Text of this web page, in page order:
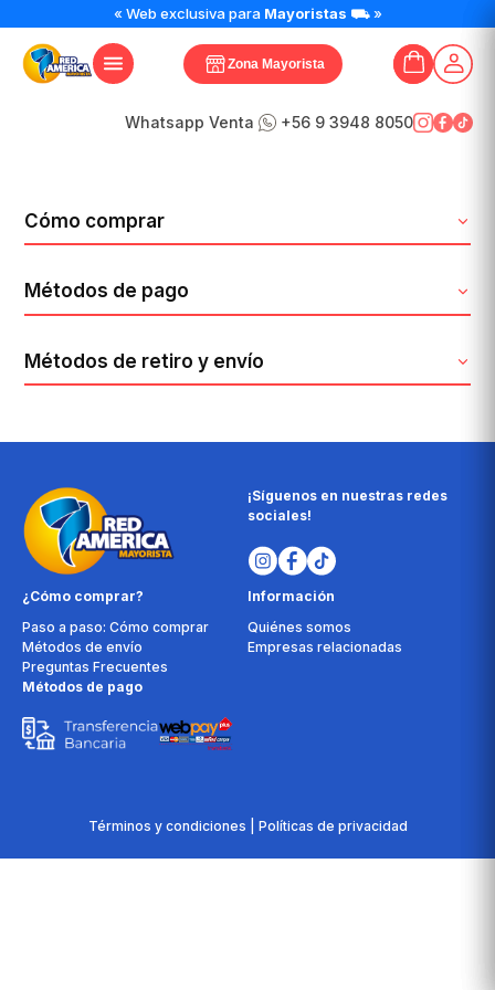
« Web exclusiva para Mayoristas ⛟ »
Zona Mayorista
Whatsapp Venta +56 9 3948 8050
Cómo comprar
Métodos de pago
Métodos de retiro y envío
¡Síguenos en nuestras redes
sociales!
¿Cómo comprar?
Paso a paso: Cómo comprar
Métodos de envío
Preguntas Frecuentes
Información
Quiénes somos
Empresas relacionadas
Métodos de pago
Términos y condiciones | Políticas de privacidad